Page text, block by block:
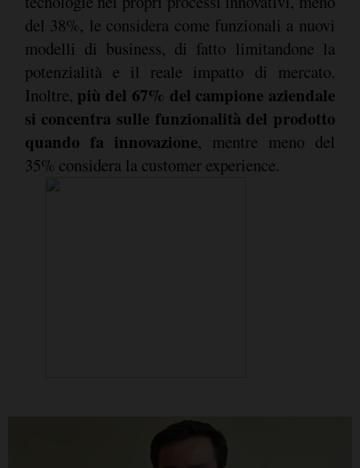
del 38%, le considera come funzionali a nuovi
modelli di business, di fatto limitandone la
potenzialità e il reale impatto di mercato.
Inoltre, più del 67% del campione aziendale
si concentra sulle funzionalità del prodotto
quando fa innovazione, mentre meno del
35% considera la customer experience.